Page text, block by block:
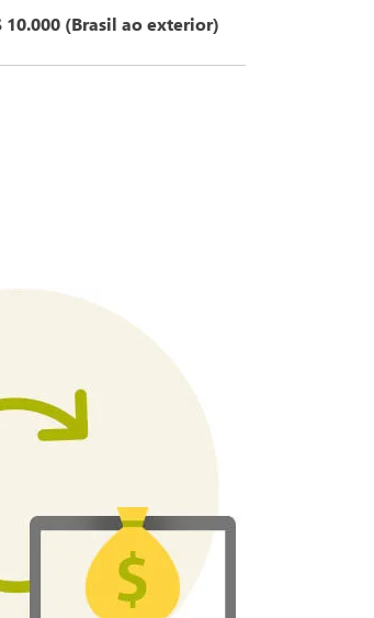
10.000 (Brasil ao exterior)